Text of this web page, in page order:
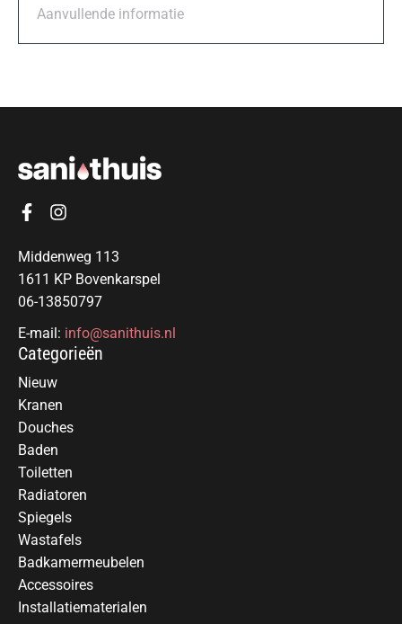
Aanvullende informatie
Middenweg 113
1611 KP Bovenkarspel
06-13850797
E-mail: info@sanithuis.nl
Categorieën
Nieuw
Kranen
Douches
Baden
Toiletten
Radiatoren
Spiegels
Wastafels
Badkamermeubelen
Accessoires
Installatiematerialen